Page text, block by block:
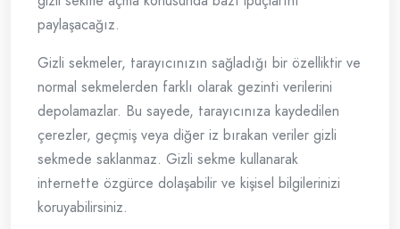
paylaşacağız.
Gizli sekmeler, tarayıcınızın sağladığı bir özelliktir ve
normal sekmelerden farklı olarak gezinti verilerini
depolamazlar. Bu sayede, tarayıcınıza kaydedilen
çerezler, geçmiş veya diğer iz bırakan veriler gizli
sekmede saklanmaz. Gizli sekme kullanarak
internette özgürce dolaşabilir ve kişisel bilgilerinizi
koruyabilirsiniz.